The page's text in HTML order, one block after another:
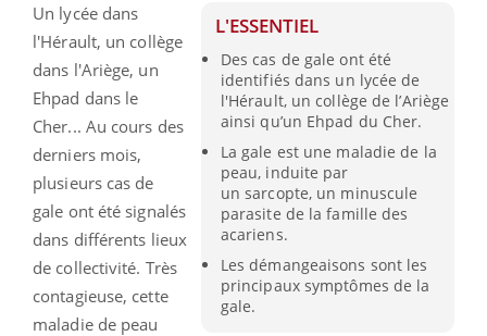
L'ESSENTIEL
Des cas de gale ont été
identifiés dans un lycée de
l'Hérault, un collège de l’Ariège
ainsi qu’un Ehpad du Cher.
La gale est une maladie de la
peau, induite par
un sarcopte, un minuscule
parasite de la famille des
acariens.
Les démangeaisons sont les
principaux symptômes de la
gale.
Un lycée dans
l'Hérault, un collège
dans l'Ariège, un
Ehpad dans le
Cher... Au cours des
derniers mois,
plusieurs cas de
gale ont été signalés
dans différents lieux
de collectivité. Très
contagieuse, cette
maladie de peau